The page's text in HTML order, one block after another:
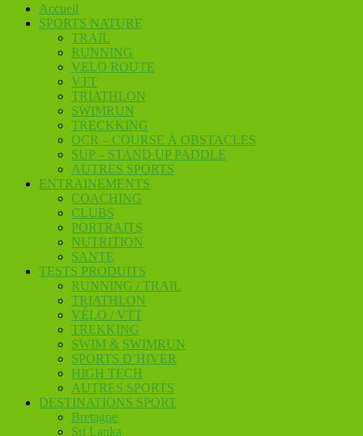
Accueil
SPORTS NATURE
TRAIL
RUNNING
VELO ROUTE
VTT
TRIATHLON
SWIMRUN
TRECKKING
OCR – COURSE À OBSTACLES
SUP – STAND UP PADDLE
AUTRES SPORTS
ENTRAINEMENTS
COACHING
CLUBS
PORTRAITS
NUTRITION
SANTE
TESTS PRODUITS
RUNNING / TRAIL
TRIATHLON
VÉLO / VTT
TREKKING
SWIM & SWIMRUN
SPORTS D’HIVER
HIGH TECH
AUTRES SPORTS
DESTINATIONS SPORT
Bretagne
Sri Lanka